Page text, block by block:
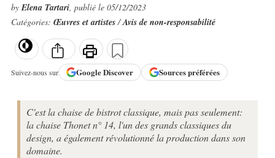
byElena Tartari, publié le 05/12/2023
Catégories: Œuvres et artistes/Avis de non-responsabilité
Suivez-nous sur GoogleDiscover Sources préférées
C'est la chaise de bistrot classique, mais pas seulement:
la chaise Thonet n° 14, l'un des grands classiques du
design, a également révolutionné la production dans son
domaine.